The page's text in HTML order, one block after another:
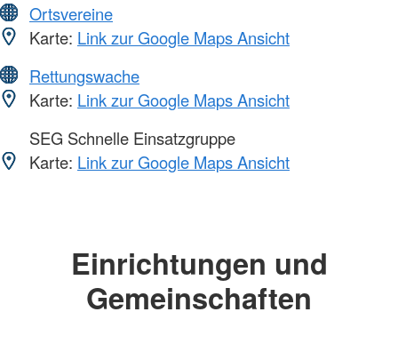
Ortsvereine
Karte: Link zur Google Maps Ansicht
Rettungswache
Karte: Link zur Google Maps Ansicht
SEG Schnelle Einsatzgruppe
Karte: Link zur Google Maps Ansicht
Einrichtungen und
Gemeinschaften